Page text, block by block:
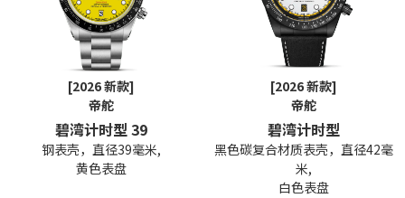
[2026 新款]
帝舵
碧湾计时型 39
钢表壳，直径39毫米,
黄色表盘
[2026 新款]
帝舵
碧湾计时型
黑色碳复合材质表壳，直径42毫
米,
白色表盘